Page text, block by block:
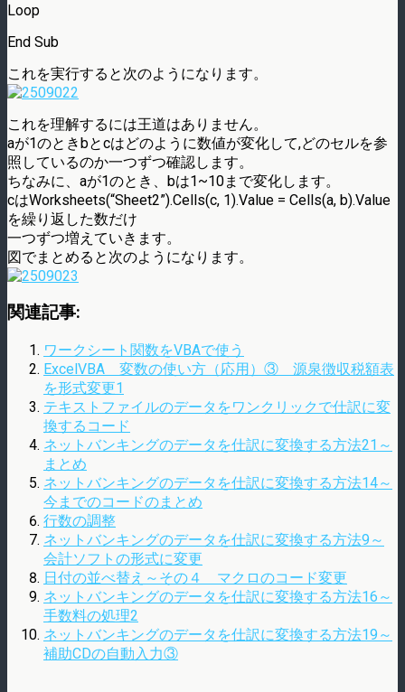
Loop
End Sub
これを実行すると次のようになります。
これを理解するには王道はありません。
aが1のときbとcはどのように数値が変化して,どのセルを参
照しているのか一つずつ確認します。
ちなみに、aが1のとき、bは1~10まで変化します。
cはWorksheets(“Sheet2”).Cells(c, 1).Value = Cells(a, b).Value
を繰り返した数だけ
一つずつ増えていきます。
図でまとめると次のようになります。
関連記事:
ワークシート関数をVBAで使う
ExcelVBA 変数の使い方（応用）③ 源泉徴収税額表
を形式変更1
テキストファイルのデータをワンクリックで仕訳に変
換するコード
ネットバンキングのデータを仕訳に変換する方法21～
まとめ
ネットバンキングのデータを仕訳に変換する方法14～
今までのコードのまとめ
行数の調整
ネットバンキングのデータを仕訳に変換する方法9～
会計ソフトの形式に変更
日付の並べ替え～その４ マクロのコード変更
ネットバンキングのデータを仕訳に変換する方法16～
手数料の処理2
ネットバンキングのデータを仕訳に変換する方法19～
補助CDの自動入力③